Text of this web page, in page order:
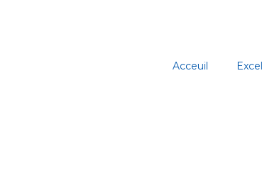
Acceuil Excel